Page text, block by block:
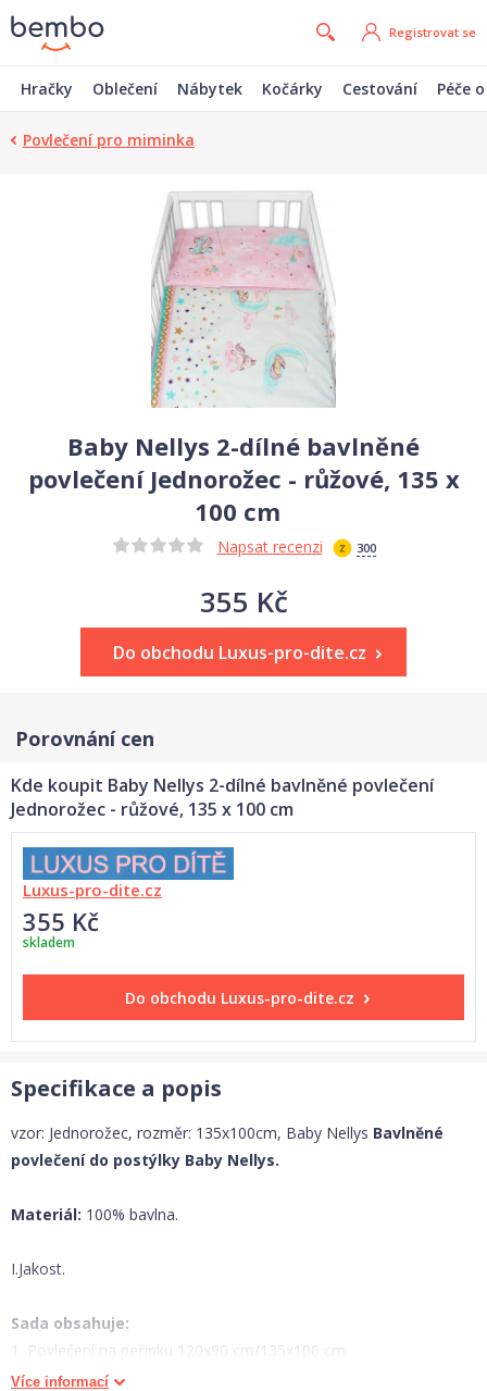
Registrovat se
Hračky Oblečení Nábytek Kočárky Cestování Péče
Povlečení pro miminka
Baby Nellys 2-dílné bavlněné
povlečení Jednorožec - růžové, 135 x
100 cm
Napsat recenzi 300
355 Kč
Do obchodu Luxus-pro-dite.cz
Porovnání cen
Kde koupit Baby Nellys 2-dílné bavlněné povlečení
Jednorožec - růžové, 135 x 100 cm
Luxus-pro-dite.cz
355 Kč
skladem
Do obchodu Luxus-pro-dite.cz
Specifikace a popis
vzor: Jednorožec, rozměr: 135x100cm, Baby Nellys Bavlněné
povlečení do postýlky Baby Nellys.
Materiál: 100% bavlna.
I.Jakost.
Sada obsahuje:
1. Povlečení na peřinku 120x90 cm/135x100 cm.
2. Povlečení na polštářek 40x60 cm.
Více informací